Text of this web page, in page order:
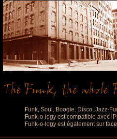
Funk, Soul, Boogie, Disco, Jazz-
Funk-o-logy est compatible avec
Funk-o-logy est également sur